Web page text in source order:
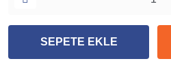
SEPETE EKLE